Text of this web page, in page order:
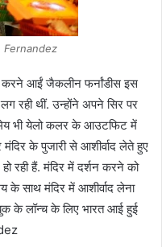
Fernandez
करने आईं जैकलीन फर्नांडीस इस
रही थीं. उन्होंने अपने सिर पर
मेय भी येलो कलर के आउटफिट में
के पुजारी से आशीर्वाद लेते हुए
रही हैं. मंदिर में दर्शन करने को
साथ मंदिर में आशीर्वाद लेना
के लॉन्च के लिए भारत आई हुई